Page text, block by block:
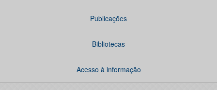
Publicações
Bibliotecas
Acesso à informação